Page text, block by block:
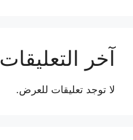
آخر التعليقات
لا توجد تعليقات للعرض.